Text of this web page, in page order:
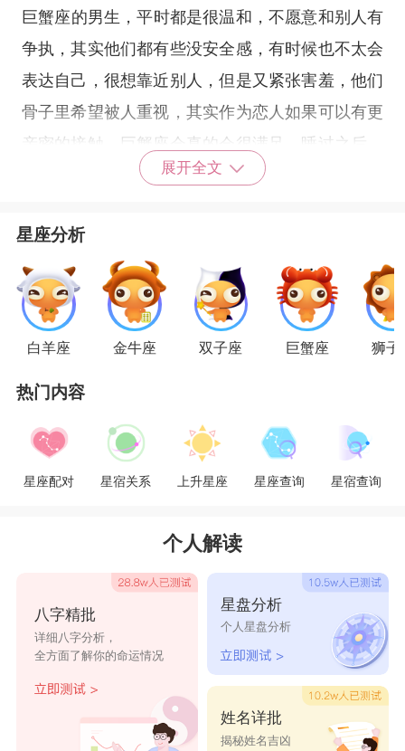
巨蟹座的男生，平时都是很温和，不愿意和别人有
争执，其实他们都有些没安全感，有时候也不太会
表达自己，很想靠近别人，但是又紧张害羞，他们
骨子里希望被人重视，其实作为恋人如果可以有更
亲密的接触，巨蟹座会真的会很满足，睡过之后，
巨蟹座会更难离开恋人。
3.水瓶座
水瓶座的人很简单，不会把事情想复杂，觉得恋爱
谈到合适的地步，啪啪啪是水到渠成的事，而且他
们可能会因为一次睡觉的关系而彻底爱上对方，水
瓶喜欢上这种感觉了，就想黏在恋人身边，
星座乐原创文章，转载需注明出处
展开全文
星座分析
白羊座 金牛座 双子座 巨蟹座 狮子
热门内容
星座配对 星宿关系 上升星座 星座查询 星宿查询
个人解读
八字精批
详细八字分析，
全方面了解你的命运情况
星盘分析
个人星盘分析
姓名详批
揭秘姓名吉凶